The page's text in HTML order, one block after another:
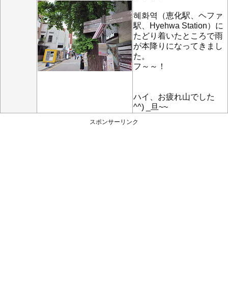
혜화역（恵化駅、ヘファ
駅、Hyehwa Station）に
たどり着いたところで雨
が本降りになってきまし
た。
フ～～！
ハイ、お疲れ山でした
^^) _旦~~
スポンサーリンク